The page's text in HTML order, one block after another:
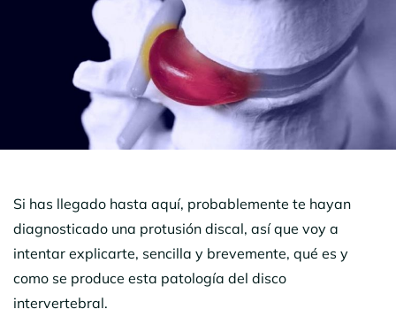
Si has llegado hasta aquí, probablemente te hayan
diagnosticado una protusión discal, así que voy a
intentar explicarte, sencilla y brevemente, qué es y
como se produce esta patología del disco
intervertebral.